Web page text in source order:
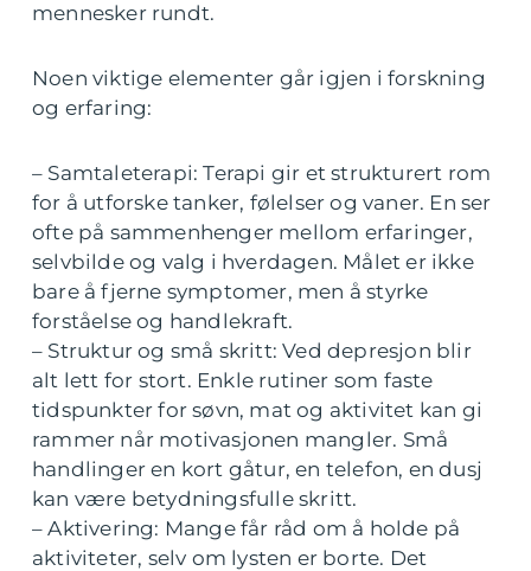
mennesker rundt.
Noen viktige elementer går igjen i forskning
og erfaring:
– Samtaleterapi: Terapi gir et strukturert rom
for å utforske tanker, følelser og vaner. En ser
ofte på sammenhenger mellom erfaringer,
selvbilde og valg i hverdagen. Målet er ikke
bare å fjerne symptomer, men å styrke
forståelse og handlekraft.
– Struktur og små skritt: Ved depresjon blir
alt lett for stort. Enkle rutiner som faste
tidspunkter for søvn, mat og aktivitet kan gi
rammer når motivasjonen mangler. Små
handlinger en kort gåtur, en telefon, en dusj
kan være betydningsfulle skritt.
– Aktivering: Mange får råd om å holde på
aktiviteter, selv om lysten er borte. Det